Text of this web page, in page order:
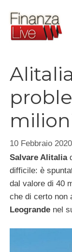
contenuto
10 Febbraio 2020
Salvare Alitalia
difficile: è
dal valore di 40
che di certo non
Leogrande nel